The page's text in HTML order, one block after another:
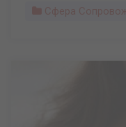
Сфера